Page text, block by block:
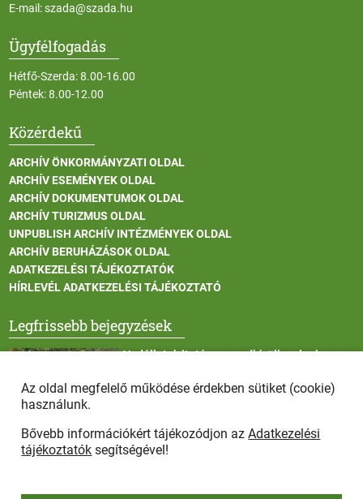
E-mail:szada@szada.hu
Ügyfélfogadás
Hétfő-Szerda: 8.00-16.00
Péntek: 8.00-12.00
Közérdekű
ARCHÍV ÖNKORMÁNYZATI OLDAL
ARCHÍV ESEMÉNYEK OLDAL
ARCHÍV DOKUMENTUMOK OLDAL
ARCHÍV TURIZMUS OLDAL
UNPUBLISH ARCHÍV INTÉZMÉNYEK OLDAL
ARCHÍV BERUHÁZÁSOK OLDAL
ADATKEZELÉSI TÁJÉKOZTATÓK
HÍRLEVÉL ADATKEZELÉSI TÁJÉKOZTATÓ
Legfrissebb bejegyzések
Vadállatok itatása a rendkívüli melegben
Afrikai sertéspestis - kérések a lakosság felé
Az oldal megfelelő működése érdekben sütiket (cookie)
használunk.
Bővebb információkért tájékozódjon azAdatkezelési
tájékoztatók segítségével!